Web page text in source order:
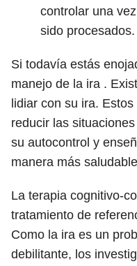
controlar una
sido procesados.
Si todavía estás
manejo de la ira .
lidiar con su ira.
reducir las
su autocontrol y
manera más
La terapia cognitivo-
tratamiento de
Como la ira es un
debilitante, los